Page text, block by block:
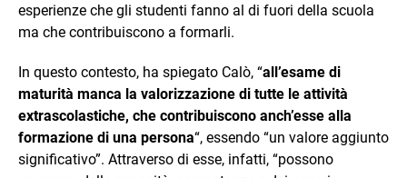
esperienze che gli studenti fanno al di fuori della scuola
ma che contribuiscono a formarli.
In questo contesto, ha spiegato Calò, “all’esame di
maturità manca la valorizzazione di tutte le attività
extrascolastiche, che contribuiscono anch’esse alla
formazione di una persona“, essendo “un valore aggiunto
significativo”. Attraverso di esse, infatti, “possono